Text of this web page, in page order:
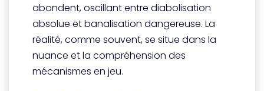
abondent, oscillant entre diabolisation
absolue et banalisation dangereuse. La
réalité, comme souvent, se situe dans la
nuance et la compréhension des
mécanismes en jeu.